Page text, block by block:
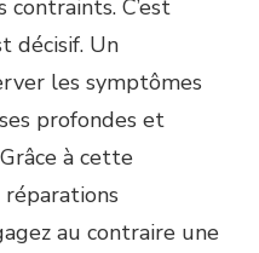
C’est
décisif. Un
les symptômes
profondes et
à cette
au contraire une